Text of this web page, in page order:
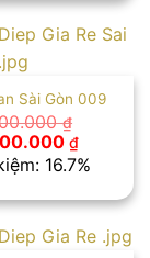
Sài Gòn 009
₫
₫Giá
hiện
tại
16.7%